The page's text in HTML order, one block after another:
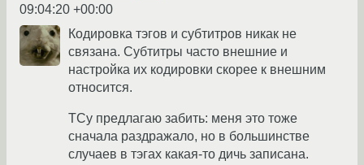
09:04:20 +00:00
Кодировка тэгов и субтитров никак не
связана. Субтитры часто внешние и
настройка их кодировки скорее к внешним
относится.
ТСу предлагаю забить: меня это тоже
сначала раздражало, но в большинстве
случаев в тэгах какая-то дичь записана.